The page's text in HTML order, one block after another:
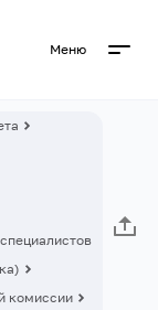
Меню
комиссии